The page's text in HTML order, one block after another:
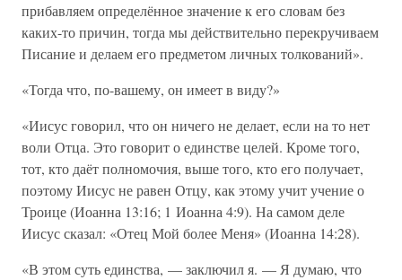
прибавляем определённое значение к его словам без
каких-то причин, тогда мы действительно перекручиваем
Писание и делаем его предметом личных толкований».
«Тогда что, по-вашему, он имеет в виду?»
«Иисус говорил, что он ничего не делает, если на то нет
воли Отца. Это говорит о единстве целей. Кроме того,
тот, кто даёт полномочия, выше того, кто его получает,
поэтому Иисус не равен Отцу, как этому учит учение о
Троице (Иоанна 13:16; 1 Иоанна 4:9). На самом деле
Иисус сказал: «Отец Мой более Меня» (Иоанна 14:28).
«В этом суть единства, — заключил я. — Я думаю, что